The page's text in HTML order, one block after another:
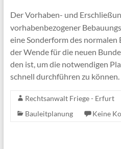
Der Vor­­ha­­ben- und
vor­ha­ben­be­zo­ge­ner
eine Son­der­form des nor­ma­len
der Wen­de für die neu­en
den ist, um die not­wen­di­gen
schnell durch­füh­ren zu kön­nen.
Rechtsanwalt Friege - Erfurt
Bauleitplanung
Keine